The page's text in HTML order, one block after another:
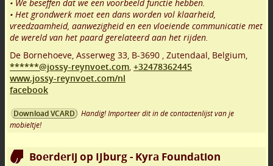
• We beseffen dat we een voorbeeld functie hebben.
• Het grondwerk moet een dans worden vol klaarheid,
vreedzaamheid, aanwezigheid en een vloeiende communicatie met
de wereld van het paard gerelateerd aan het rijden.
De Bornehoeve, Asserweg 33, B-3690 , Zutendaal, Belgium,
******@jossy-reynvoet.com, +32478362445
www.jossy-reynvoet.com/nl
facebook
Download VCARD
Handig! Importeer dit in de contactenlijst van je
mobieltje!
Boerderij op IJburg - Kyra Foundation